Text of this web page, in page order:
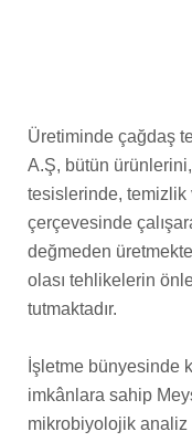
Üretiminde çağdaş
A.Ş, bütün
tesislerinde, temizlik
çerçevesinde
değmeden
olası tehlikelerin
tutmaktadır.
İşletme bünyesinde
imkânlara sahip
mikrobiyolojik analiz